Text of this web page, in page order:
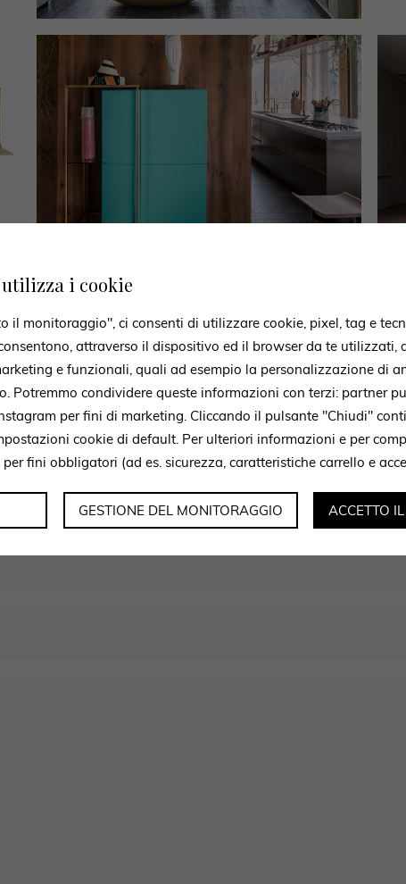
WENDEN SIE SICH AN UNS
stehen bereit, um Sie
beraten
können Sie Informationen erbitten. Unser Team steht zu Ihrer
utilizza i cookie
il monitoraggio", ci consenti di utilizzare cookie, pixel, tag e
attraverso il dispositivo ed il browser da te utilizzati,
e funzionali, quali ad esempio la personalizzazione di
Potremmo condividere queste informazioni con terzi: partner
per fini di marketing. Cliccando il pulsante "Chiudi"
cookie di default. Per ulteriori informazioni e per
fini obbligatori (ad es. sicurezza, caratteristiche carrello e
GESTIONE DEL MONITORAGGIO ACCETTO